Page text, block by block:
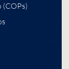
(COPs)